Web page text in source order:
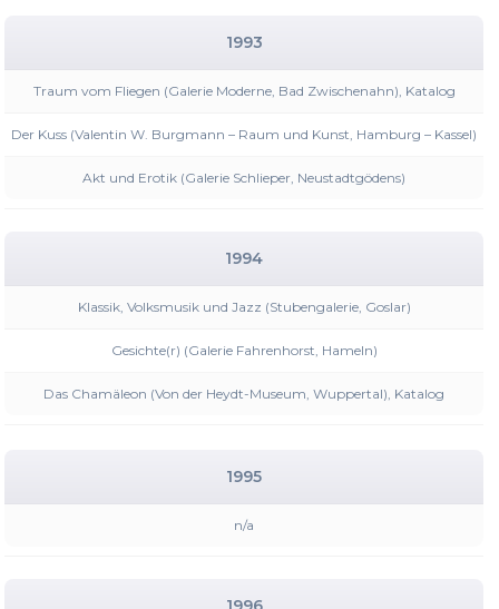
1993
Traum vom Fliegen (Galerie Moderne, Bad Zwischenahn), Katalog
Der Kuss (Valentin W. Burgmann – Raum und Kunst, Hamburg – Kassel)
Akt und Erotik (Galerie Schlieper, Neustadtgödens)
1994
Klassik, Volksmusik und Jazz (Stubengalerie, Goslar)
Gesichte(r) (Galerie Fahrenhorst, Hameln)
Das Chamäleon (Von der Heydt-Museum, Wuppertal), Katalog
1995
n/a